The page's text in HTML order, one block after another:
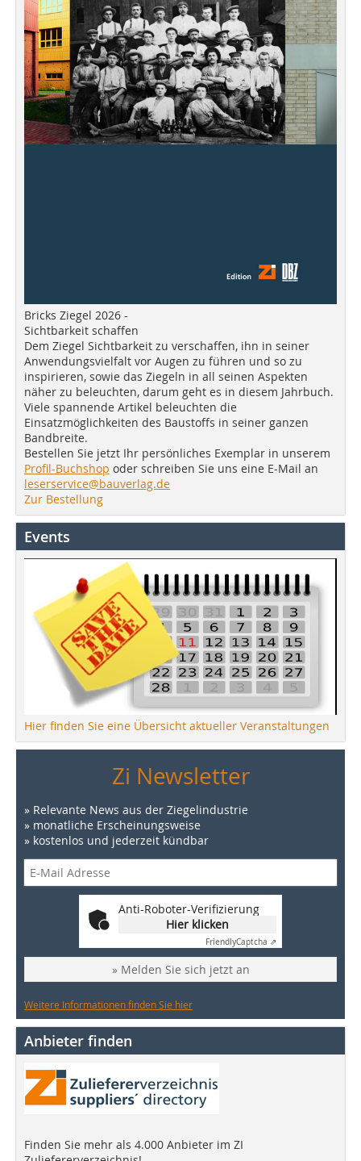
Bricks Ziegel 2026 -
Sichtbarkeit schaffen
Dem Ziegel Sichtbarkeit zu verschaffen, ihn in seiner
Anwendungsvielfalt vor Augen zu führen und so zu
inspirieren, sowie das Ziegeln in all seinen Aspekten
näher zu beleuchten, darum geht es in diesem Jahrbuch.
Viele spannende Artikel beleuchten die
Einsatzmöglichkeiten des Baustoffs in seiner ganzen
Bandbreite.
Bestellen Sie jetzt Ihr persönliches Exemplar in unserem
Profil-Buchshop oder schreiben Sie uns eine E-Mail an
leserservice@bauverlag.de
Zur Bestellung
Events
Hier finden Sie eine Übersicht aktueller Veranstaltungen
Zi Newsletter
» Relevante News aus der Ziegelindustrie
» monatliche Erscheinungsweise
» kostenlos und jederzeit kündbar
Anti-Roboter-Verifizierung
Hier klicken
FriendlyCaptcha ⇗
» Melden Sie sich jetzt an
Weitere Informationen finden Sie hier
Anbieter finden
Finden Sie mehr als 4.000 Anbieter im ZI